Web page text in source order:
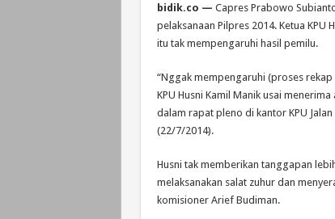
bidik.co — Capres Prabowo
pelaksanaan Pilpres 2014. Ketua KPU
itu tak mempengaruhi hasil pemilu.
“Nggak mempengaruhi (proses
KPU Husni Kamil Manik usai
dalam rapat pleno di kantor KPU
(22/7/2014).
Husni tak memberikan tanggapan
melaksanakan salat zuhur dan
komisioner Arief Budiman.